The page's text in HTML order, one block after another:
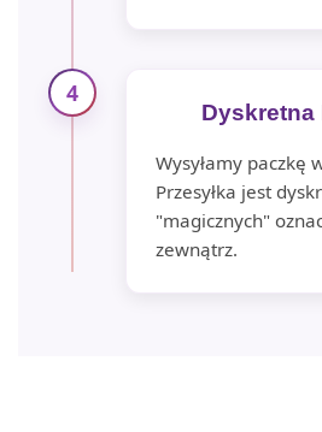
4
Dyskretna
Wysyłamy paczkę
Przesyłka jest
"magicznych"
zewnątrz.